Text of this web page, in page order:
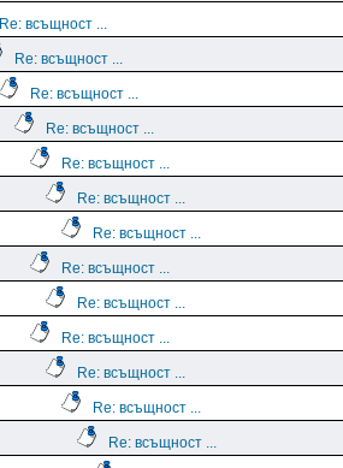
Re: всъщност ...
Re: всъщност ...
Re: всъщност ...
Re: всъщност ...
Re: всъщност ...
Re: всъщност ...
Re: всъщност ...
Re: всъщност ...
Re: всъщност ...
Re: всъщност ...
Re: всъщност ...
Re: всъщност ...
Re: всъщност ...